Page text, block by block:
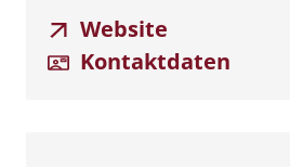
Website
Kontaktdaten